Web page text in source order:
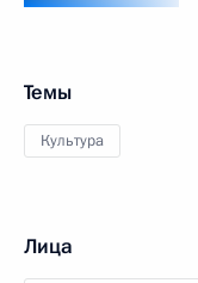
Темы
Культура
Лица